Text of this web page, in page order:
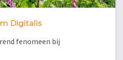
Digitalis
fenomeen bij